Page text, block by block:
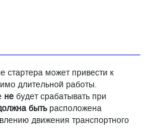
стартера может привести к
длительной работы.
небудет срабатывать при
бытьрасположена
движения транспортного